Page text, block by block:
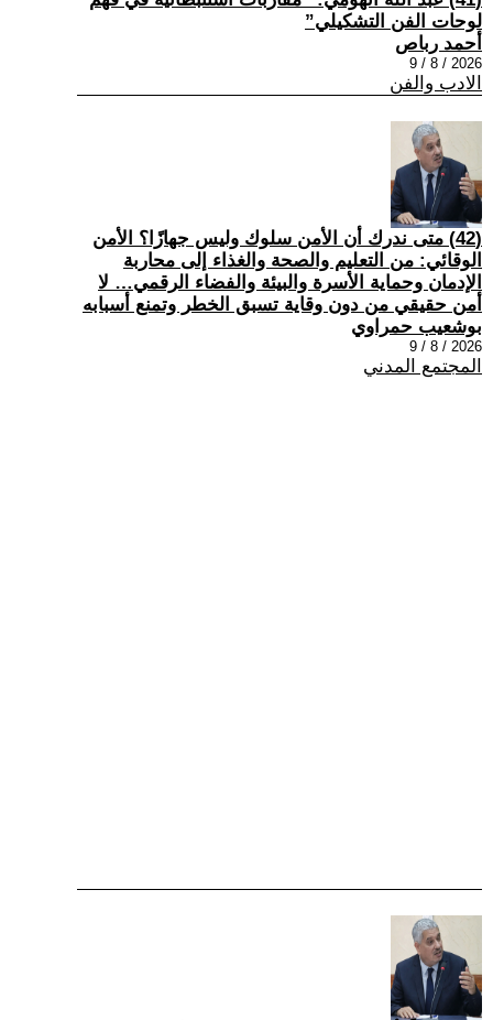
لوحات الفن التشكيلي”
أحمد رباص
2026 / 8 / 9
الادب والفن
(42) متى ندرك أن الأمن سلوك وليس جهازًا؟ الأمن
الوقائي: من التعليم والصحة والغذاء إلى محاربة
الإدمان وحماية الأسرة والبيئة والفضاء الرقمي… لا
أمن حقيقي من دون وقاية تسبق الخطر وتمنع أسبابه
بوشعيب حمراوي
2026 / 8 / 9
المجتمع المدني